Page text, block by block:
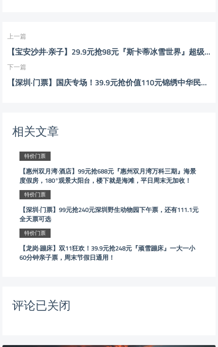
上一篇
【宝安沙井·亲子】29.9元抢98元『斯卡蒂冰雪世界』超级早鸟单人票，超大场馆让你自在溜冰
下一篇
【深圳·门票】国庆专场！39.9元抢价值110元锦绣中华民俗村儿童全天票（10.1-10.7），还有成人票和夜场票可选！
相关文章
特价门票
【惠州双月湾·酒店】99元抢688元『惠州双月湾万科三期』海景
度假房，180°观景大阳台，楼下就是海滩，平日周末无加收！
特价门票
【深圳·门票】99元抢240元深圳野生动物园下午票，还有111.1元
全天票可选
特价门票
【龙岗·蹦床】双11狂欢！39.9元抢248元『顽雪蹦床』一大一小
60分钟亲子票，周末节假日通用！
评论已关闭